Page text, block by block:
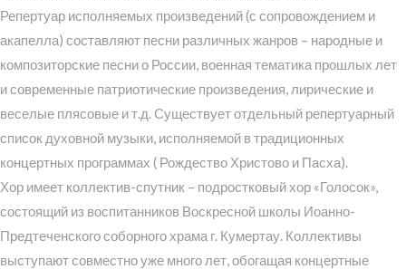
Репертуар исполняемых произведений (с сопровождением и
акапелла) составляют песни различных жанров – народные и
композиторские песни о России, военная тематика прошлых лет
и современные патриотические произведения, лирические и
веселые плясовые и т.д. Существует отдельный репертуарный
список духовной музыки, исполняемой в традиционных
концертных программах ( Рождество Христово и Пасха).
Хор имеет коллектив-спутник – подростковый хор «Голосок»,
состоящий из воспитанников Воскресной школы Иоанно-
Предтеченского соборного храма г. Кумертау. Коллективы
выступают совместно уже много лет, обогащая концертные